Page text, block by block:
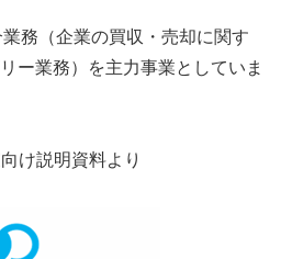
務（企業の買収・売却に関す
ー業務）を主力事業としていま
け説明資料より